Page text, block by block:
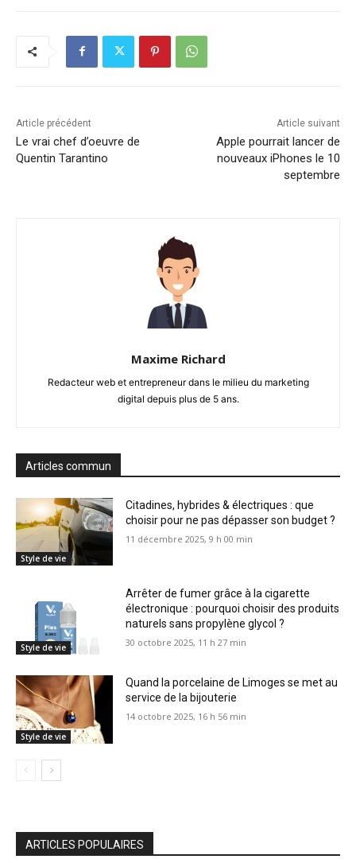
Article précédent
Le vrai chef d’oeuvre de
Quentin Tarantino
Article suivant
Apple pourrait lancer de
nouveaux iPhones le 10
septembre
Maxime Richard
Redacteur web et entrepreneur dans le milieu du marketing
digital depuis plus de 5 ans.
Articles commun
Style de vie
Citadines, hybrides & électriques : que
choisir pour ne pas dépasser son budget ?
11 décembre 2025, 9 h 00 min
Style de vie
Arrêter de fumer grâce à la cigarette
électronique : pourquoi choisir des produits
naturels sans propylène glycol ?
30 octobre 2025, 11 h 27 min
Style de vie
Quand la porcelaine de Limoges se met au
service de la bijouterie
14 octobre 2025, 16 h 56 min
ARTICLES POPULAIRES